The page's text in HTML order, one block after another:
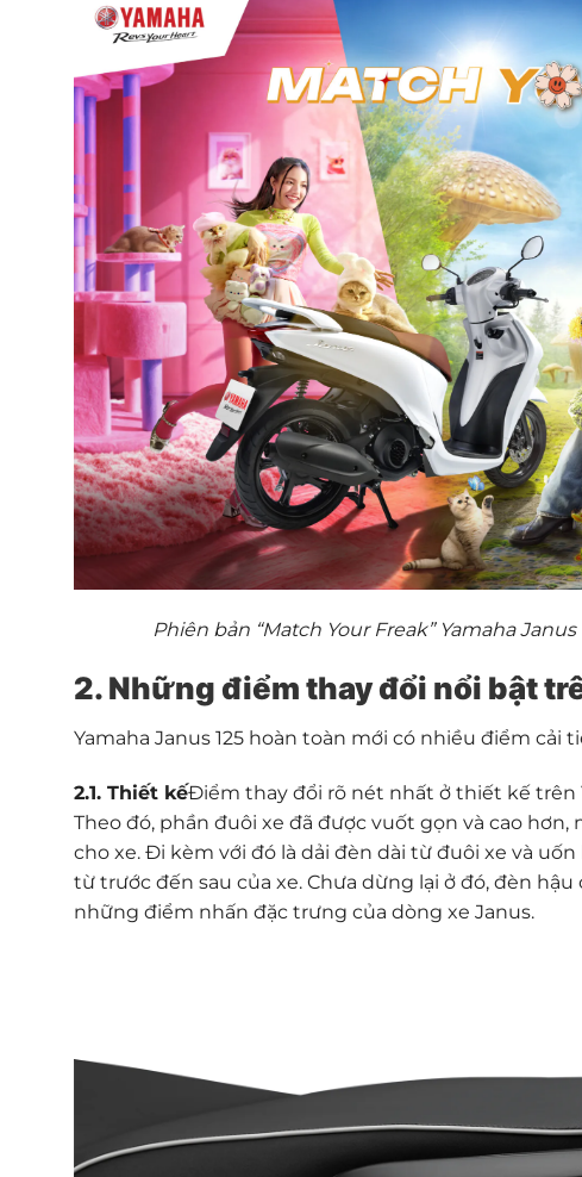
Phiên bản “Match Your Freak” Yamaha
2. Những điểmthay đổi nổi bật
Yamaha Janus 125 hoàn toàn mới có nhiều điểm cải
2.1. Thiết kếĐiểm thay đổi rõ nét nhất ở thiết kế trên
Theo đó, phần đuôi xe đã được vuốt gọn và cao
cho xe. Đi kèm với đó là dải đèn dài từ đuôi xe và
từ trước đến sau của xe. Chưa dừng lại ở đó, đèn
những điểm nhấn đặc trưng của dòng xe Janus.